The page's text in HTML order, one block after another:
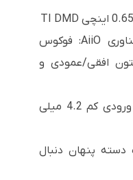
راه اندازی بدون دردسر با فناوری AiiO: فوکوس
افقی/عمودی و
تجربه بازی بی نظیر با تاخیر ورودی کم 4.2 میلی
دسته پنهان دنبال